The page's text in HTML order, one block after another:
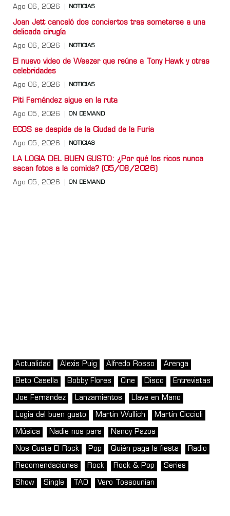
Ago 06, 2026 NOTICIAS
Joan Jett canceló dos conciertos tras someterse a una
delicada cirugía
Ago 06, 2026 NOTICIAS
El nuevo video de Weezer que reúne a Tony Hawk y otras
celebridades
Ago 06, 2026 NOTICIAS
Piti Fernández sigue en la ruta
Ago 05, 2026 ON DEMAND
ECOS se despide de la Ciudad de la Furia
Ago 05, 2026 NOTICIAS
LA LOGIA DEL BUEN GUSTO: ¿Por qué los ricos nunca
sacan fotos a la comida? (05/08/2026)
Ago 05, 2026 ON DEMAND
Actualidad Alexis Puig Alfredo Rosso Arenga
Beto Casella Bobby Flores Cine Disco Entrevistas
Joe Fernández Lanzamientos Llave en Mano
Logia del buen gusto Martin Wullich Martín Ciccioli
Música Nadie nos para Nancy Pazos
Nos Gusta El Rock Pop Quién paga la fiesta Radio
Recomendaciones Rock Rock & Pop Series
Show Single TAO Vero Tossounian